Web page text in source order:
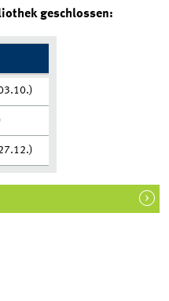
geschlossen: